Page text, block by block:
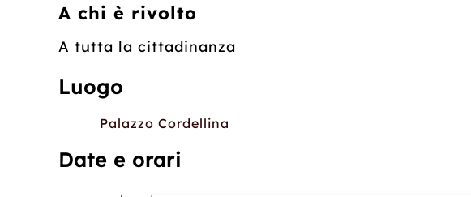
A chi è rivolto
A tutta la cittadinanza
Luogo
Palazzo Cordellina
Date e orari